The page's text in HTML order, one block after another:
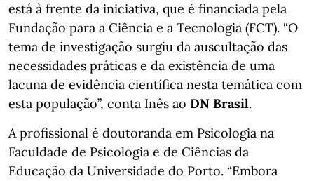
está à frente da iniciativa, que é financiada pela
Fundação para a Ciência e a Tecnologia (FCT). “O
tema de investigação surgiu da auscultação das
necessidades práticas e da existência de uma
lacuna de evidência científica nesta temática com
esta população”, conta Inês ao DN Brasil.
A profissional é doutoranda em Psicologia na
Faculdade de Psicologia e de Ciências da
Educação da Universidade do Porto. “Embora